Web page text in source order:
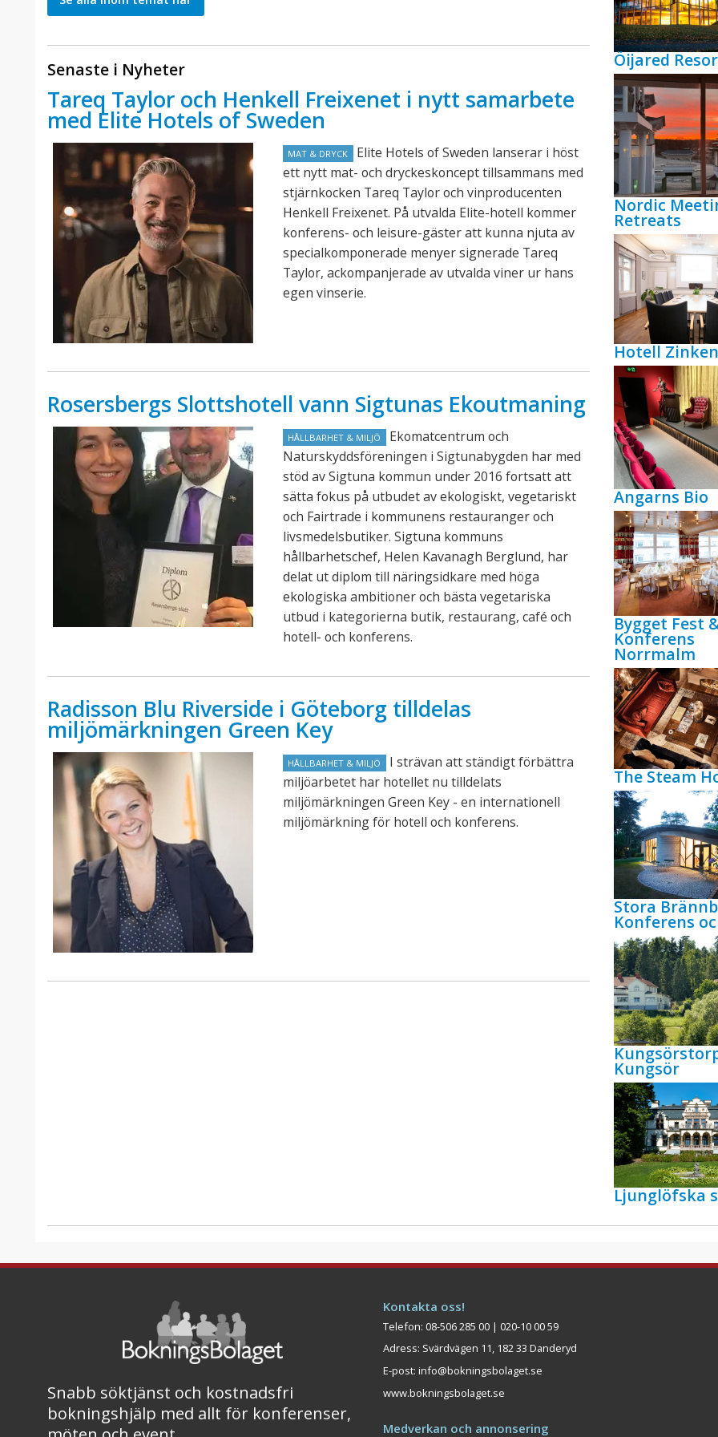
Senaste i Nyheter
Tareq Taylor och Henkell Freixenet i nytt samarbete
med Elite Hotels of Sweden
MAT & DRYCK
Elite Hotels of Sweden lanserar i höst
ett nytt mat- och dryckeskoncept tillsammans med
stjärnkocken Tareq Taylor och vinproducenten
Henkell Freixenet. På utvalda Elite-hotell kommer
konferens- och leisure-gäster att kunna njuta av
specialkomponerade menyer signerade Tareq
Taylor, ackompanjerade av utvalda viner ur hans
egen vinserie.
Rosersbergs Slottshotell vann Sigtunas Ekoutmaning
HÅLLBARHET & MILJÖ
Ekomatcentrum och
Naturskyddsföreningen i Sigtunabygden har med
stöd av Sigtuna kommun under 2016 fortsatt att
sätta fokus på utbudet av ekologiskt, vegetariskt
och Fairtrade i kommunens restauranger och
livsmedelsbutiker. Sigtuna kommuns
hållbarhetschef, Helen Kavanagh Berglund, har
delat ut diplom till näringsidkare med höga
ekologiska ambitioner och bästa vegetariska
utbud i kategorierna butik, restaurang, café och
hotell- och konferens.
Radisson Blu Riverside i Göteborg tilldelas
miljömärkningen Green Key
HÅLLBARHET & MILJÖ
I strävan att ständigt förbättra
miljöarbetet har hotellet nu tilldelats
miljömärkningen Green Key - en internationell
miljömärkning för hotell och konferens.
Öijared
Nordic
Retreats
Hotell
Angarns Bio
Bygget Fest
Konferens
Norrmalm
The Steam
Stora
Konferens
Kungsör
Ljunglöfska
Snabb söktjänst och kostnadsfri
bokningshjälp med allt för konferenser,
Kontakta oss!
Telefon: 08-506 285 00 | 020-10 00 59
Adress: Svärdvägen 11, 182 33 Danderyd
E-post: info@bokningsbolaget.se
www.bokningsbolaget.se
Medverkan och annonsering